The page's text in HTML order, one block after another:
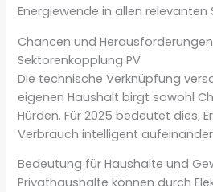
Energiewende in allen relevanten
Chancen und
Sektorenkopplung PV
Die technische Verknüpfung
eigenen Haushalt birgt sowohl
Hürden. Für 2025 bedeutet dies,
Verbrauch intelligent
Bedeutung für Haushalte und
Privathaushalte können durch